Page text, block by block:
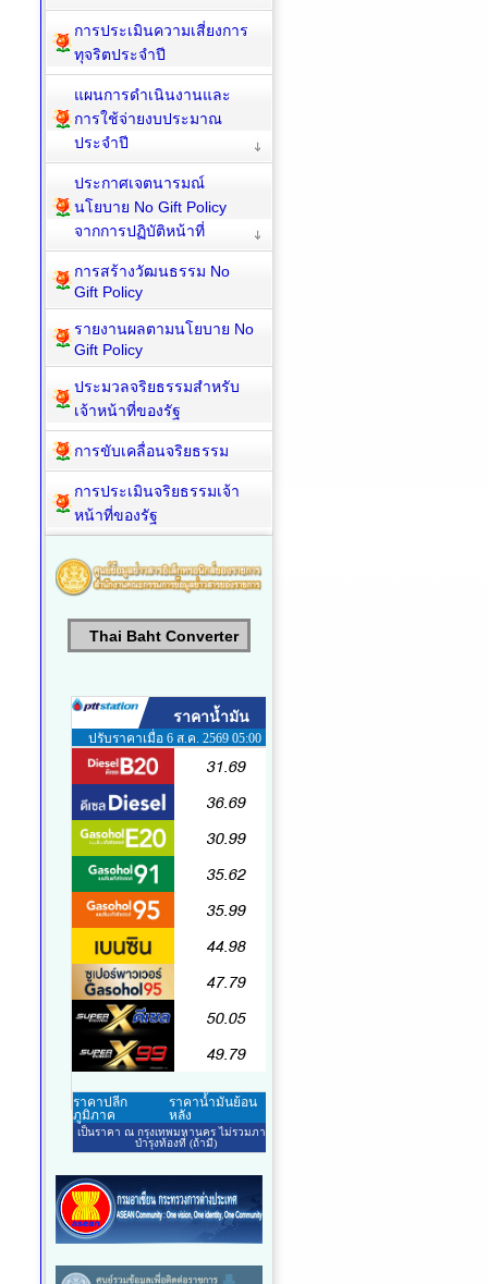
การประเมินความเสี่ยงการ
ทุจริตประจำปี
แผนการดำเนินงานและ
การใช้จ่ายงบประมาณ
ประจำปี
ประกาศเจตนารมณ์
นโยบาย No Gift Policy
จากการปฏิบัติหน้าที่
การสร้างวัฒนธรรม No
Gift Policy
รายงานผลตามนโยบาย No
Gift Policy
ประมวลจริยธรรมสำหรับ
เจ้าหน้าที่ของรัฐ
การขับเคลื่อนจริยธรรม
การประเมินจริยธรรมเจ้า
หน้าที่ของรัฐ
Thai Baht Converter